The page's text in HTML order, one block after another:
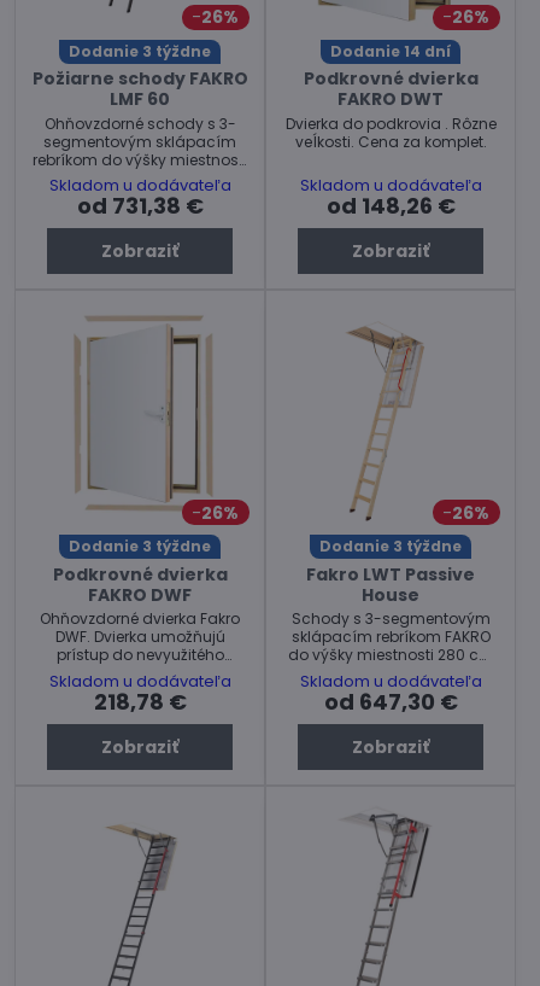
26%
Dodanie 3 týždne
Požiarne schody FAKRO
LMF 60
Ohňovzdorné schody s 3-
segmentovým sklápacím
rebríkom do výšky miestnosti
305 cm. Max. zaťaženie: 200
kg
Skladom u dodávateľa
od 731,38 €
Zobraziť
26%
Dodanie 14 dní
Podkrovné dvierka
FAKRO DWT
Dvierka do podkrovia . Rôzne
veĺkosti. Cena za komplet.
Skladom u dodávateľa
od 148,26 €
Zobraziť
26%
Dodanie 3 týždne
Podkrovné dvierka
FAKRO DWF
Ohňovzdorné dvierka Fakro
DWF. Dvierka umožňujú
prístup do nevyužitého
priestoru, ktorý sa nachádza
za zvislou nadmurovkou
alebo pod stacionárnymi
schodmi.
Skladom u dodávateľa
218,78 €
Zobraziť
26%
Dodanie 3 týždne
Fakro LWT Passive
House
Schody s 3-segmentovým
sklápacím rebríkom FAKRO
do výšky miestnosti 280 cm
so supertepelno-izolačnými
vlastnosťami.
Skladom u dodávateľa
od 647,30 €
Zobraziť